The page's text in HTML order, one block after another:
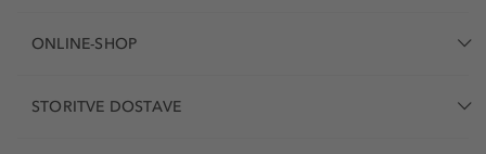
ONLINE-SHOP
STORITVE DOSTAVE